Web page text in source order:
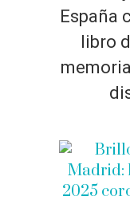
España
libro